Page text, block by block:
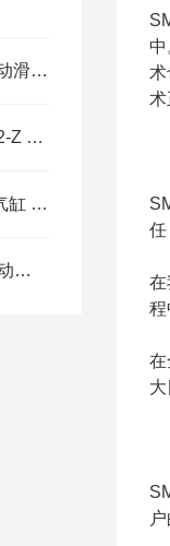
深圳SMC代理 MXQ系列气动滑台 理论输出力
深圳龙华清湖SMC代理 CJ2-Z 系列 气缸/标准型:单杆双作用
深圳SMC代理 带阀带导杆气缸 MVGQ简介
深圳SMC代理 MY1系列 滑动轴承导轨型 简介
术
术
任
在
程
在